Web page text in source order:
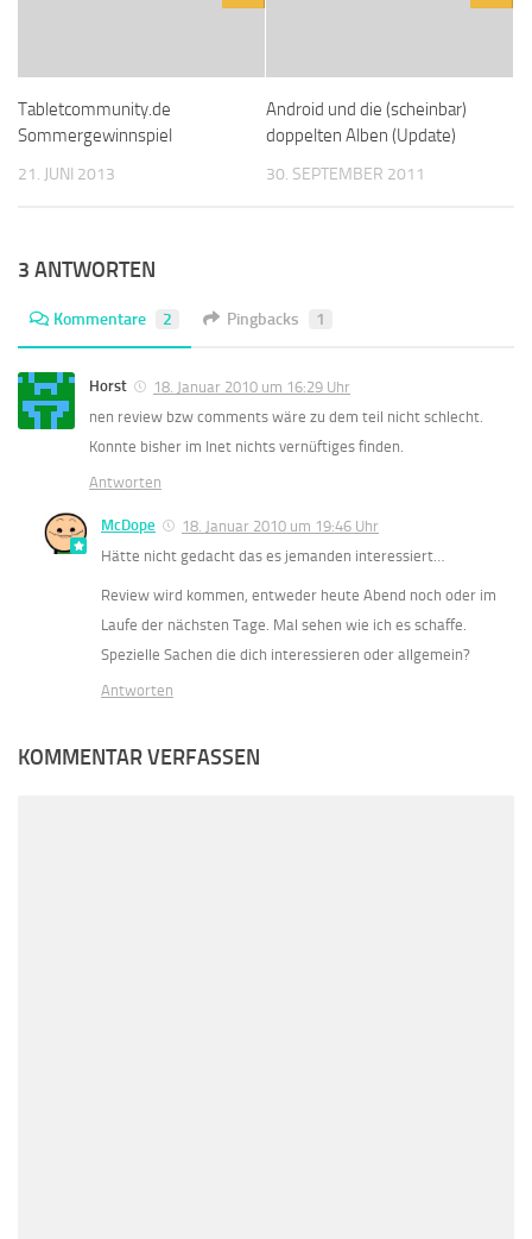
Tabletcommunity.de
Sommergewinnspiel
21. JUNI 2013
Android und die (scheinbar)
doppelten Alben (Update)
30. SEPTEMBER 2011
3 ANTWORTEN
Kommentare 2 Pingbacks 1
Horst
18. Januar 2010 um 16:29 Uhr
nen review bzw comments wäre zu dem teil nicht schlecht.
Konnte bisher im Inet nichts vernüftiges finden.
Antworten
McDope
18. Januar 2010 um 19:46 Uhr
Hätte nicht gedacht das es jemanden interessiert…
Review wird kommen, entweder heute Abend noch oder im
Laufe der nächsten Tage. Mal sehen wie ich es schaffe.
Spezielle Sachen die dich interessieren oder allgemein?
Antworten
KOMMENTAR VERFASSEN